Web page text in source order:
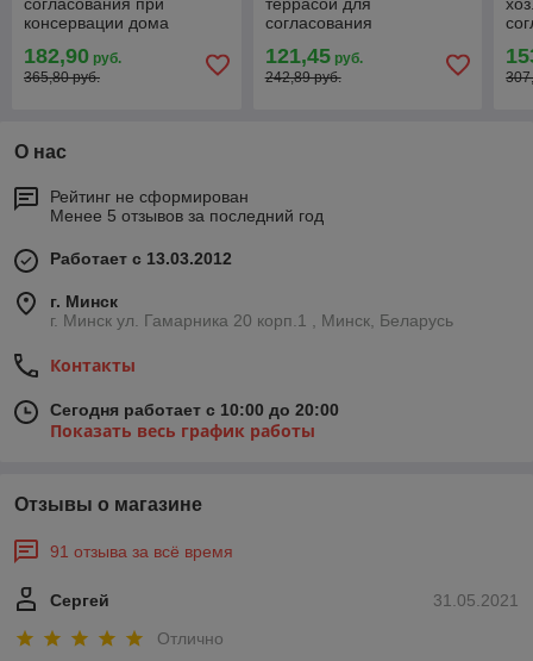
согласования при
консервации дома
182,90 руб.
365,80 руб.
террасой для
согласования
121,45руб.
242,89 руб.
О нас
Рейтинг не сформирован
Менее 5 отзывов за последний год
Работает с 13.03.2012
г. Минск
г. Минск ул. Гамарника 20 корп.1 , Минск, Беларусь
Контакты
Сегодня работает с 10:00 до 20:00
Показать весь график работы
Отзывы о магазине
91 отзыва за всё время
31.05.2021
Сергей
Отлично